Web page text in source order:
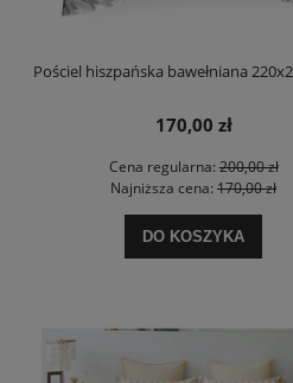
Pościel hiszpańska bawełniana
170,00 zł
Cena regularna:200,00 zł
Najniższa cena: 170,00 zł
DO KOSZYKA